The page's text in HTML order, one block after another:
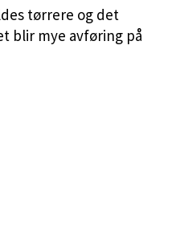
tørrere og det
blir mye avføring på